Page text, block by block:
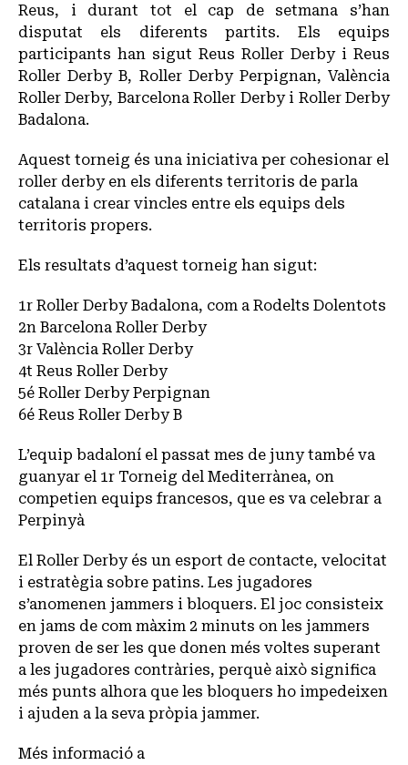
Reus, i durant tot el cap de setmana s’han
disputat els diferents partits. Els equips
participants han sigut Reus Roller Derby i Reus
Roller Derby B, Roller Derby Perpignan, València
Roller Derby, Barcelona Roller Derby i Roller Derby
Badalona.
Aquest torneig és una iniciativa per cohesionar el
roller derby en els diferents territoris de parla
catalana i crear vincles entre els equips dels
territoris propers.
Els resultats d’aquest torneig han sigut:
1r Roller Derby Badalona, com a Rodelts Dolentots
2n Barcelona Roller Derby
3r València Roller Derby
4t Reus Roller Derby
5é Roller Derby Perpignan
6é Reus Roller Derby B
L’equip badaloní el passat mes de juny també va
guanyar el 1r Torneig del Mediterrànea, on
competien equips francesos, que es va celebrar a
Perpinyà
El Roller Derby és un esport de contacte, velocitat
i estratègia sobre patins. Les jugadores
s’anomenen jammers i bloquers. El joc consisteix
en jams de com màxim 2 minuts on les jammers
proven de ser les que donen més voltes superant
a les jugadores contràries, perquè això significa
més punts alhora que les bloquers ho impedeixen
i ajuden a la seva pròpia jammer.
Més informació a